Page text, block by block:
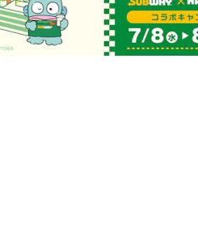
チキンとたまごの組合せ
焦がし醤油と、ふわふわ
、食欲をそそるサンドイ